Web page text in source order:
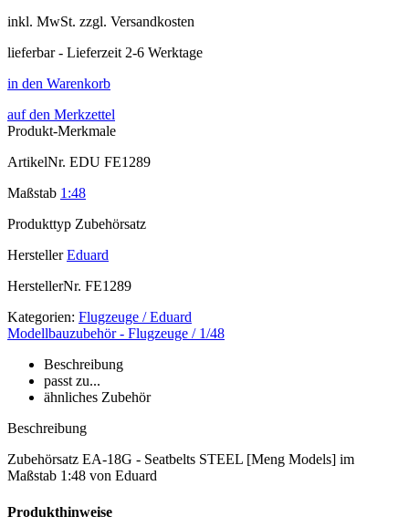
inkl. MwSt. zzgl. Versandkosten
lieferbar - Lieferzeit 2-6 Werktage
in den Warenkorb
auf den Merkzettel
Produkt-Merkmale
ArtikelNr. EDU FE1289
Maßstab 1:48
Produkttyp Zubehörsatz
Hersteller Eduard
HerstellerNr. FE1289
Kategorien: Flugzeuge / Eduard
Modellbauzubehör - Flugzeuge / 1/48
Beschreibung
passt zu...
ähnliches Zubehör
Beschreibung
Zubehörsatz EA-18G - Seatbelts STEEL [Meng Models] im
Maßstab 1:48 von Eduard
Produkthinweise